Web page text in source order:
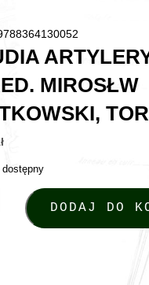
MIROSŁW
dostępny
artyleryjskie. Tom 5, red.
DODAJ DO